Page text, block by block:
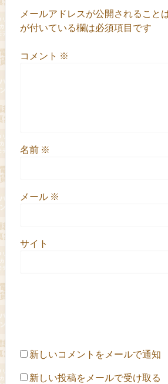
メールアドレスが公開されること
が付いている欄は必須項目です
コメント ※
名前 ※
メール ※
サイト
新しいコメントをメールで通知
新しい投稿をメールで受け取る